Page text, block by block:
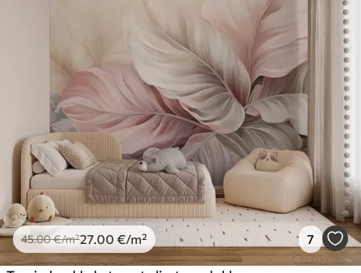
45.00€/m²27 .00 €/m² 7